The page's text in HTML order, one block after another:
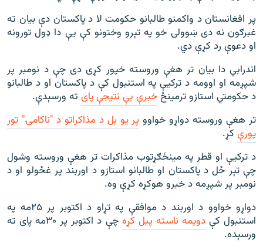
پر افغانستان د واکمنو طالبانو حکومت لا د پاکستان دې بیان ته
غبرګون نه دی ښوولی خو په تېرو وختونو کې یې دا ډول تورونه
او دعوې رد کړې دي.
اندرابي دا بیان تر هغې وروسته خپور کړی دی چې د نومبر پر
شپږمه او اوومه د ترکیې په استنبول کې د پاکستان او د طالبانو
د حکومتي استازو ترمینځخبرې بې نتیجې پای ته ورسېدې.
تر هغې وروسته دواړو خواوو پر یو بل د مذاکراتو د "ناکامۍ" تور
پورې کړ.
د ترکیې او قطر په مینځګړتوب مذاکرات تر هغې وروسته وشول
چې تېر ځل د پاکستان او طالبانو استازو د اوربند پر غځولو او د
نومبر پر شپږمه د خبرو هوکړه کړې وه.
دواړو خواوو د اوربند د موافقې په تړاو د اکتوبر پر ۲۵مه په
استنبول کېدويمه ناسته پيل کړه
چې د اکتوبر پر ۳۰مه پای ته
ورسېده.